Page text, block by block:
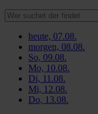
heute, 07.08.
morgen, 08.08.
So, 09.08.
Mo, 10.08.
Di, 11.08.
Mi, 12.08.
Do, 13.08.